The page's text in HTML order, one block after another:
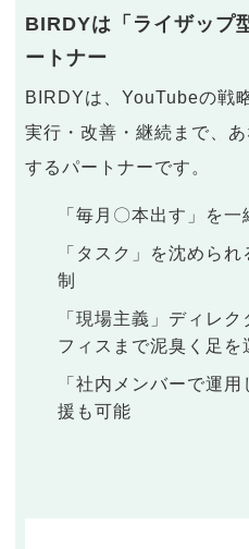
BIRDYは「ライザップ
ートナー
BIRDYは、YouTubeの戦
実行・改善・継続まで、
するパートナーです。
「毎月〇本出す」を
「タスク」を沈めら
制
「現場主義」ディレ
フィスまで泥臭く足を
「社内メンバーで運
援も可能